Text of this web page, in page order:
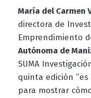
María del Carmen
directora de
Emprendimiento
Autónoma de
SUMA
quinta edición
para mostrar